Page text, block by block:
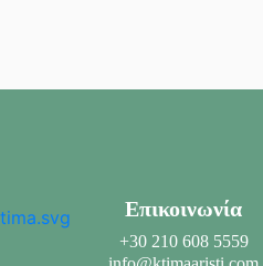
Επικοινωνία
+30 210 608 5559